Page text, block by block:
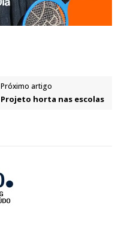
Próximo artigo
Projeto horta nas escolas